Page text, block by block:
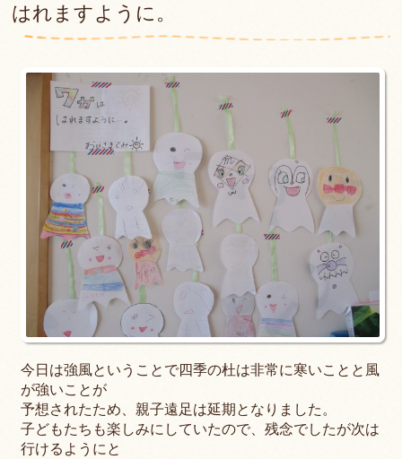
はれますように。
今日は強風ということで四季の杜は非常に寒いことと風
が強いことが
予想されたため、親子遠足は延期となりました。
子どもたちも楽しみにしていたので、残念でしたが次は
行けるようにと